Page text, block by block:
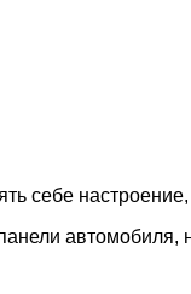
себе настроение,
автомобиля,